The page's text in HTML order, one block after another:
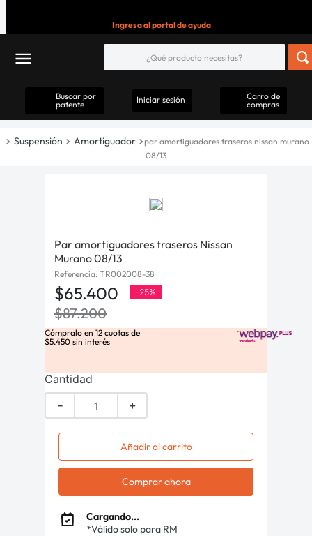
Ingresa al portal de ayuda
Buscar por
patente
Iniciar sesión
Carro de
compras
Suspensión Amortiguador
par amortiguadores traseros nissan murano
08/13
Par amortiguadores traseros Nissan
Murano 08/13
Referencia: TR002008-38
$65.400 -25%
$87.200
Cómpralo en 12 cuotas de
$5.450 sin interés
Cantidad
＋
－
Añadir al carrito
Comprar ahora
Cargando...
*Válido solo para RM